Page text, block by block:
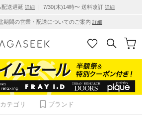
送遅延 詳細 ｜ 7/30(木)14時〜 送料改訂 詳細
期間の営業・配送についてのご案内 詳細
カテゴリ ブランド